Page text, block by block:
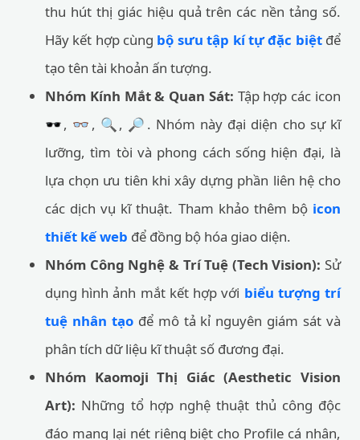
thu hút thị giác hiệu quả trên các nền tảng số.
Hãy kết hợp cùng bộ sưu tập kí tự đặc biệtđể
tạo tên tài khoản ấn tượng.
Nhóm Kính Mắt & Quan Sát: Tập hợp các icon
🕶️, 👓, 🔍, 🔎. Nhóm này đại diện cho sự kĩ
lưỡng, tìm tòi và phong cách sống hiện đại, là
lựa chọn ưu tiên khi xây dựng phần liên hệ cho
các dịch vụ kĩ thuật. Tham khảo thêm bộ icon
thiết kế web để đồng bộ hóa giao diện.
Nhóm Công Nghệ & Trí Tuệ (Tech Vision): Sử
dụng hình ảnh mắt kết hợp với biểu tượng trí
tuệ nhân tạođể mô tả kỉ nguyên giám sát và
phân tích dữ liệu kĩ thuật số đương đại.
Nhóm Kaomoji Thị Giác (Aesthetic Vision
Art): Những tổ hợp nghệ thuật thủ công độc
đáo mang lại nét riêng biệt cho Profile cá nhân,